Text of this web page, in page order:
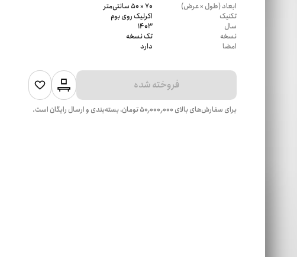
ابعاد (طول × عرض)
70 × 50 سانتی‌متر
تکنیک
اکرلیک روی بوم
سال
1403
نسخه
تک نسخه
امضا
دارد
فروخته شده
برای سفارش‌های بالای ۵۰٬۰۰۰٬۰۰۰تومان، بسته‌بندی و ارسال رایگان است.